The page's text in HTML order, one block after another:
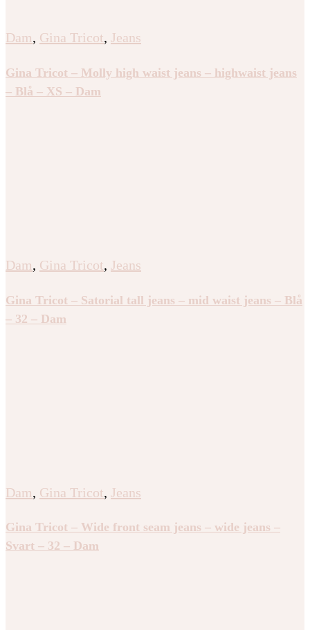
Dam, Gina Tricot, Jeans
Gina Tricot – Molly high waist jeans – highwaist jeans
– Blå – XS – Dam
Dam, Gina Tricot, Jeans
Gina Tricot – Satorial tall jeans – mid waist jeans – Blå
– 32 – Dam
Dam, Gina Tricot, Jeans
Gina Tricot – Wide front seam jeans – wide jeans –
Svart – 32 – Dam